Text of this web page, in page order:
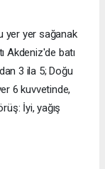
yer yer sağanak
Akdeniz'de batı
3 ila 5; Doğu
6 kuvvetinde,
İyi, yağış